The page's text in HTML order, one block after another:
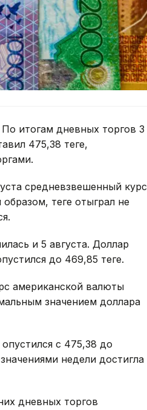
По итогам дневных торгов 3
475,38 теңге,
средневзвешенный курс
теңге отыграл не
и 5 августа. Доллар
до 469,85 теңге.
американской валюты
значением доллара
с 475,38 до
недели достигла
дневных торгов